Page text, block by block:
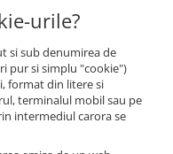
urile?
si sub denumirea de
pur si simplu "cookie")
format din litere si
terminalul mobil sau pe
intermediul carora se